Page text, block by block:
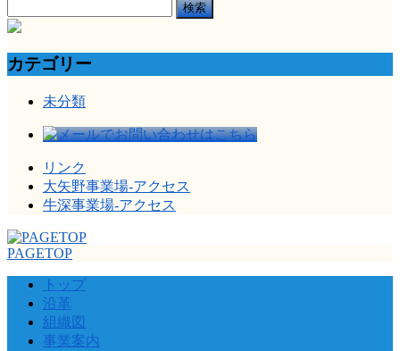
索:
カテゴリー
未分類
リンク
大矢野事業場-アクセス
牛深事業場-アクセス
PAGETOP
トップ
沿革
組織図
事業案内